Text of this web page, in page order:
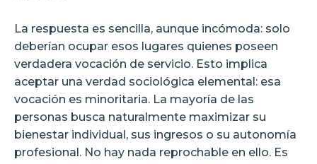
La respuesta es sencilla, aunque incómoda: solo
deberían ocupar esos lugares quienes poseen
verdadera vocación de servicio. Esto implica
aceptar una verdad sociológica elemental: esa
vocación es minoritaria. La mayoría de las
personas busca naturalmente maximizar su
bienestar individual, sus ingresos o su autonomía
profesional. No hay nada reprochable en ello. Es